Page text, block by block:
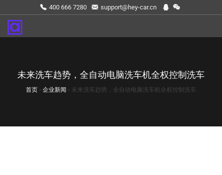
400 666 7280 support@hey-car.cn
未来洗车趋势，全自动电脑洗车机全权控制洗车
首页 › 企业新闻 › 未来洗车趋势，全自动电脑洗车机全权控制洗车